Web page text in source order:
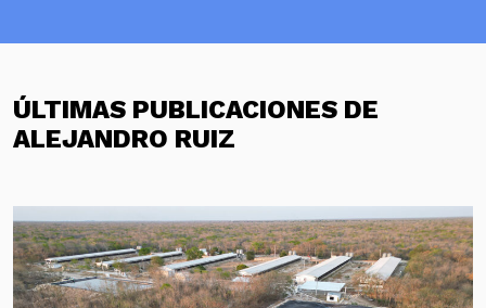
ÚLTIMAS PUBLICACIONES DE
ALEJANDRO RUIZ